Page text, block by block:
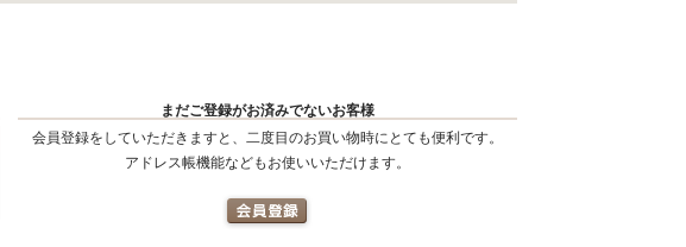
まだご登録がお済みでないお客様
会員登録をしていただきますと、二度目のお買い物時にとても便利です。
アドレス帳機能などもお使いいただけます。